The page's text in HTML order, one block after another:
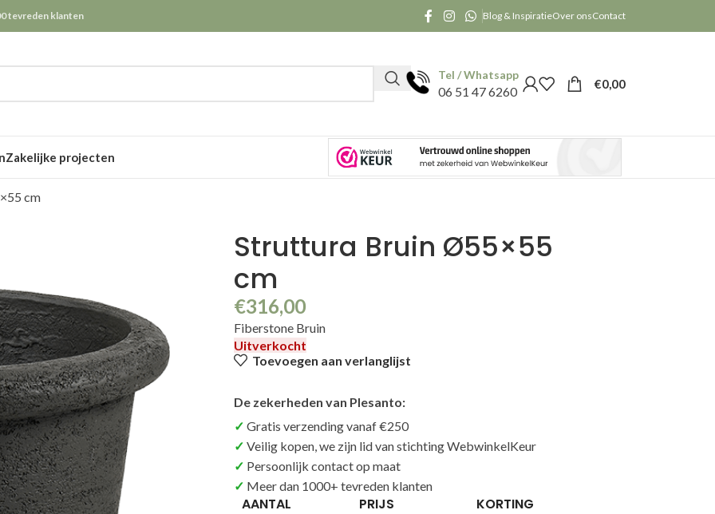
tevreden klanten Blog & InspiratieOver onsContact
Tel / Whatsapp
06 51 47 6260
€0,00
Zakelijke projecten
cm
Struttura Bruin Ø55×55
cm
€316,00
Fiberstone Bruin
Uitverkocht
Toevoegen aan verlanglijst
De zekerheden van Plesanto:
Gratis verzending vanaf €250
Veilig kopen, we zijn lid van stichting WebwinkelKeur
Persoonlijk contact op maat
Meer dan 1000+ tevreden klanten
AANTAL PRIJS KORTING